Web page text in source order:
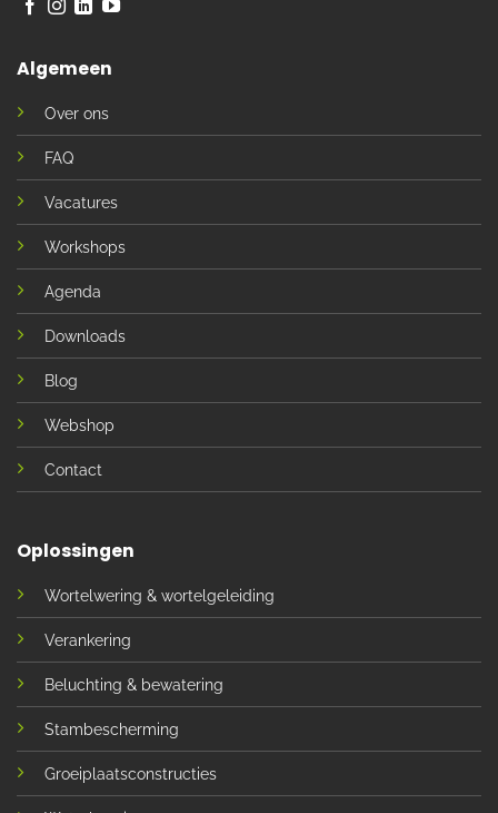
Algemeen
Over ons
FAQ
Vacatures
Workshops
Agenda
Downloads
Blog
Webshop
Contact
Oplossingen
Wortelwering & wortelgeleiding
Verankering
Beluchting & bewatering
Stambescherming
Groeiplaatsconstructies